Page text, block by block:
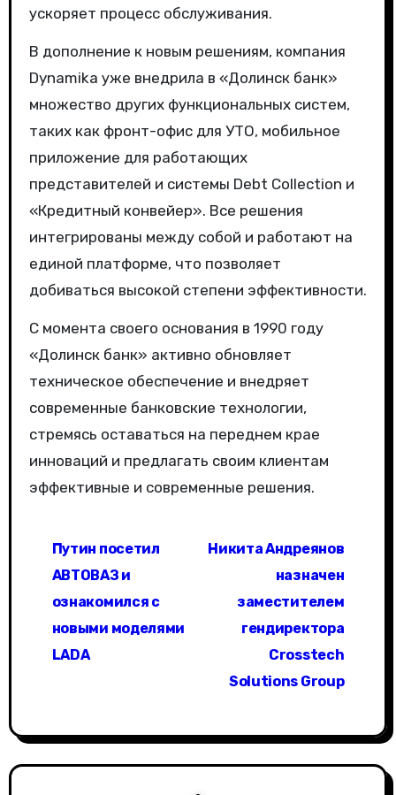
ускоряет процесс обслуживания.
В дополнение к новым решениям, компания
Dynamika уже внедрила в «Долинск банк»
множество других функциональных систем,
таких как фронт-офис для УТО, мобильное
приложение для работающих
представителей и системы Debt Collection и
«Кредитный конвейер». Все решения
интегрированы между собой и работают на
единой платформе, что позволяет
добиваться высокой степени эффективности.
С момента своего основания в 1990 году
«Долинск банк» активно обновляет
техническое обеспечение и внедряет
современные банковские технологии,
стремясь оставаться на переднем крае
инноваций и предлагать своим клиентам
эффективные и современные решения.
ц
Путин посетил
АВТОВАЗ и
ознакомился с
новыми моделями
LADA
Никита Андреянов
назначен
заместителем
гендиректора
Crosstech
Solutions Group